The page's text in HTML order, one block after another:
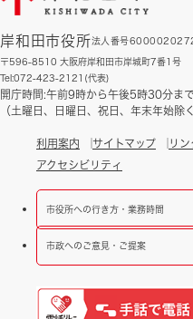
岸和田市役所法人番号
〒596-8510 大阪府岸和田市岸城町7番1号
Tel:072-423-2121(代表)
開庁時間:午前9時から午後5時30分まで
（土曜日、日曜日、祝日、年末年始除く
利用案内 サイトマップ リ
アクセシビリティ
市役所への行き方・業務時間
市政へのご意見・ご提案